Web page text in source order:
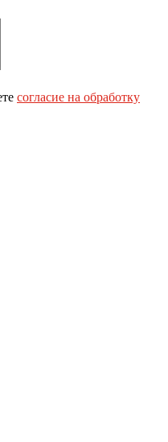
согласие на обработку